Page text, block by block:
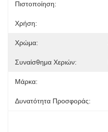
Πιστοποίηση:
Χρήση:
Χρώμα:
Συναίσθημα Χεριών:
Μάρκα:
Δυνατότητα Προσφοράς: